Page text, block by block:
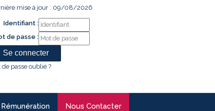
mise à jour : 09/08/2026
Identifiant :
de passe :
de passe oublié ?
Rémunération Nous Contacter